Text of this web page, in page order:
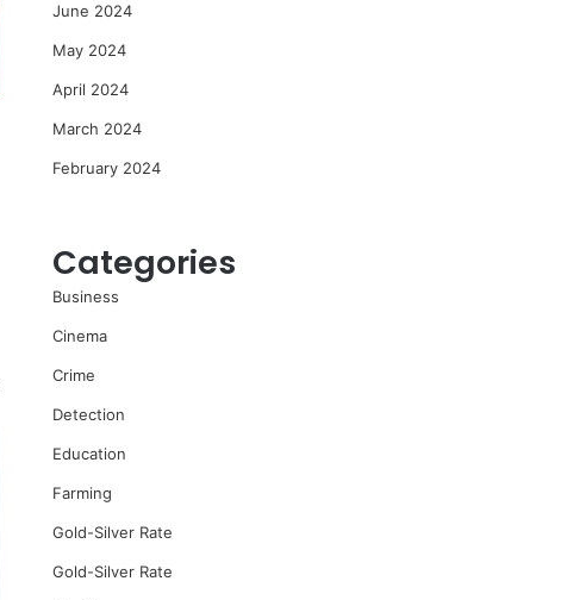
June 2024
May 2024
April 2024
March 2024
February 2024
Categories
Business
Cinema
Crime
Detection
Education
Farming
Gold-Silver Rate
Gold-Silver Rate